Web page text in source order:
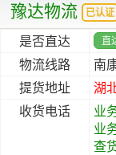
豫达物流 已认证
是否直达 直
物流线路 南
提货地址
湖
收货电话
业
业
查